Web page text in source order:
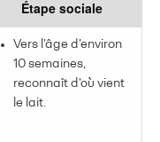
Étape sociale
Vers l’âge d’environ
10 semaines,
reconnaît d’où vient
le lait.